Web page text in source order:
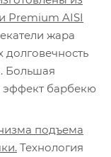
Premium AISI
жара
долговечность
Большая
эффект барбекю
подъема
Технология